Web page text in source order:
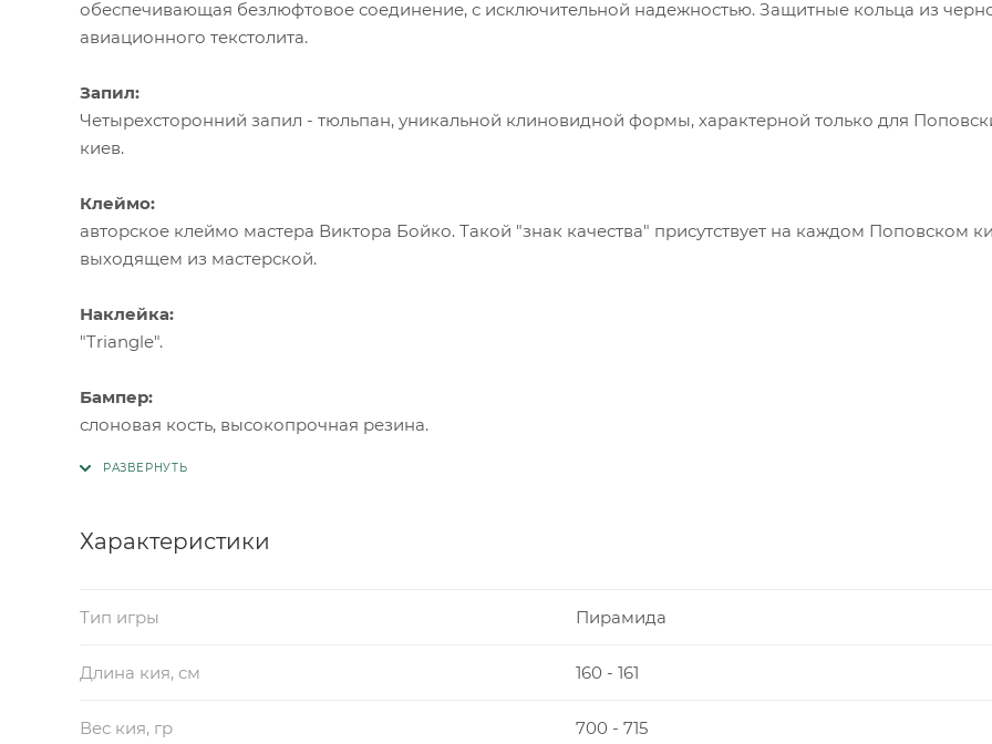
обеспечивающая безлюфтовое соединение, с исключительной надежностью. Защитные кольца из
авиационного текстолита.
Запил:
Четырехсторонний запил - тюльпан, уникальной клиновидной формы, характерной только для
киев.
Клеймо:
авторское клеймо мастера Виктора Бойко. Такой "знак качества" присутствует на каждом Поповском
выходящем из мастерской.
Наклейка:
"Triangle".
Бампер:
слоновая кость, высокопрочная резина.
Характеристики
Тип игры Пирамида
Длина кия, см 160 - 161
Вес кия, гр 700 - 715